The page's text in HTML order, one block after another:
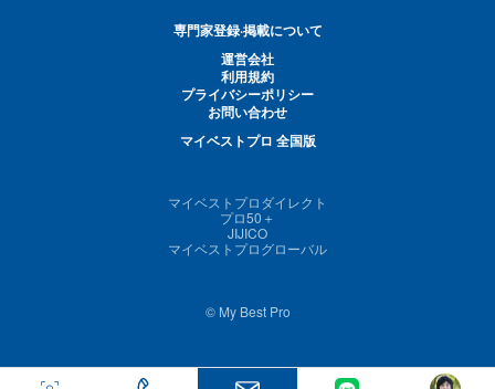
専門家登録·掲載について
運営会社
利用規約
プライバシーポリシー
お問い合わせ
マイベストプロ 全国版
マイベストプロダイレクト
プロ50＋
JIJICO
マイベストプログローバル
© My Best Pro